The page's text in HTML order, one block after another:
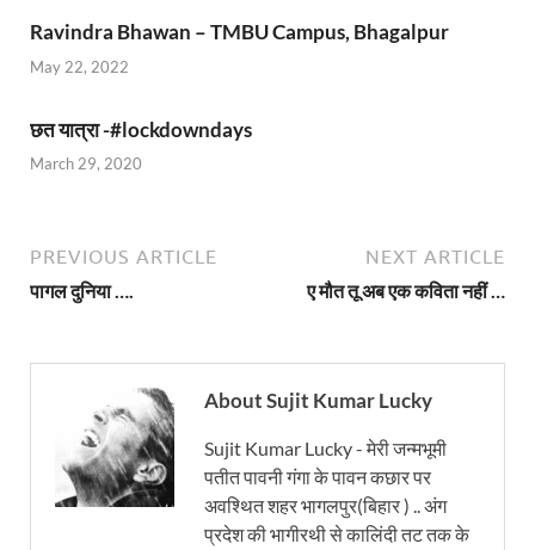
Ravindra Bhawan – TMBU Campus, Bhagalpur
May 22, 2022
छत यात्रा -#lockdowndays
March 29, 2020
PREVIOUS ARTICLE
पागल दुनिया ….
NEXT ARTICLE
ए मौत तू अब एक कविता नहीं …
About Sujit Kumar Lucky
Sujit Kumar Lucky - मेरी जन्मभूमी
पतीत पावनी गंगा के पावन कछार पर
अवश्थित शहर भागलपुर(बिहार ) .. अंग
प्रदेश की भागीरथी से कालिंदी तट तक के